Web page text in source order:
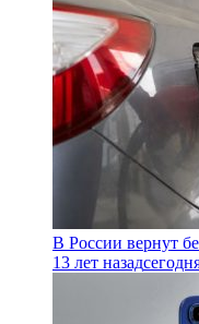
В России вернут
13 лет назад